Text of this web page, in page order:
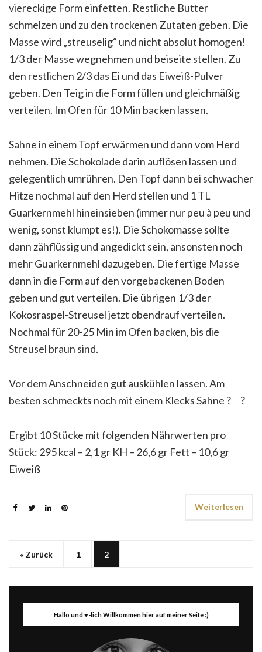
viereckige Form einfetten. Restliche Butter
schmelzen und zu den trockenen Zutaten geben. Die
Masse wird „streuselig“ und nicht absolut homogen!
1/3 der Masse wegnehmen und beiseite stellen. Zu
den restlichen 2/3 das Ei und das Eiweiß-Pulver
geben. Den Teig in die Form füllen und gleichmäßig
verteilen. Im Ofen für 10 Min backen lassen.
Sahne in einem Topf erwärmen und dann vom Herd
nehmen. Die Schokolade darin auflösen lassen und
gelegentlich umrühren. Den Topf dann bei schwacher
Hitze nochmal auf den Herd stellen und 1 TL
Guarkernmehl hineinsieben (immer nur peu à peu und
wenig, sonst klumpt es!). Die Schokomasse sollte
dann zähflüssig und angedickt sein, ansonsten noch
mehr Guarkernmehl dazugeben. Die fertige Masse
dann in die Form auf den vorgebackenen Boden
geben und gut verteilen. Die übrigen 1/3 der
Kokosraspel-Streusel jetzt obendrauf verteilen.
Nochmal für 20-25 Min im Ofen backen, bis die
Streusel braun sind.
Vor dem Anschneiden gut auskühlen lassen. Am
besten schmeckts noch mit einem Klecks Sahne ? ?
Ergibt 10 Stücke mit folgenden Nährwerten pro
Stück: 295 kcal – 2,1 gr KH – 26,6 gr Fett – 10,6 gr
Eiweiß
Weiterlesen
« Zurück 1 2
Hallo und ♥-lich Willkommen hier auf meiner Seite :)